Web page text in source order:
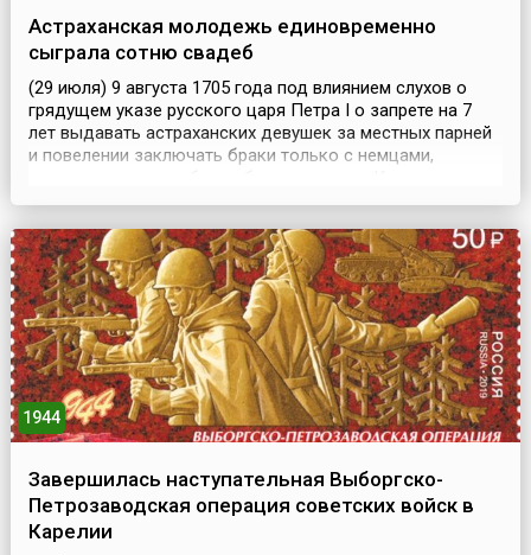
Астраханская молодежь единовременно
сыграла сотню свадеб
(29 июля) 9 августа 1705 года под влиянием слухов о
грядущем указе русского царя Петра I о запрете на 7
лет выдавать астраханских девушек за местных парней
и повелении заключать браки только с немцами,
Астрахани единовременно сыграли сотню свадеб.
ночью резню иноземцев, переросшую во всенародное
выс...
1944
Завершилась наступательная Выборгско-
Петрозаводская операция советских войск в
Карелии